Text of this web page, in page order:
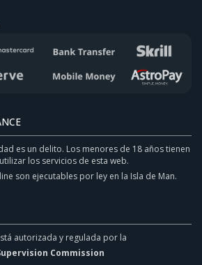
es un delito. Los menores de 18 años tienen
los servicios de esta web.
son ejecutables por ley en la Isla de Man.
autorizada y regulada por la
Commission